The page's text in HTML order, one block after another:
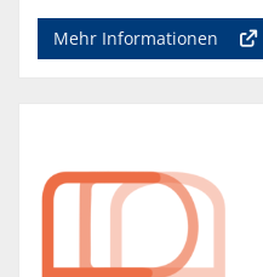
Mehr Informationen